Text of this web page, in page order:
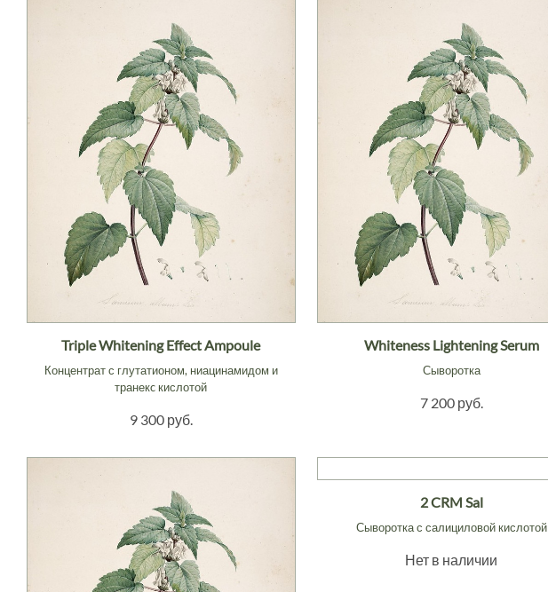
Triple Whitening Effect Ampoule
Концентрат с глутатионом, ниацинамидом и
транекc кислотой
9 300 руб.
Whiteness Lightening Serum
Сыворотка
7 200 руб.
2 CRM Sal
Сыворотка с салициловой кислотой
Нет в наличии